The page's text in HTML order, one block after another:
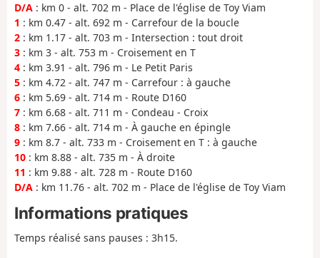
D/A : km 0 - alt. 702 m - Place de l'église de Toy Viam
1 : km 0.47 - alt. 692 m - Carrefour de la boucle
2 : km 1.17 - alt. 703 m - Intersection : tout droit
3 : km 3 - alt. 753 m - Croisement en T
4 : km 3.91 - alt. 796 m - Le Petit Paris
5 : km 4.72 - alt. 747 m - Carrefour : à gauche
6 : km 5.69 - alt. 714 m - Route D160
7 : km 6.68 - alt. 711 m - Condeau - Croix
8 : km 7.66 - alt. 714 m - À gauche en épingle
9 : km 8.7 - alt. 733 m - Croisement en T : à gauche
10 : km 8.88 - alt. 735 m - À droite
11 : km 9.88 - alt. 728 m - Route D160
D/A : km 11.76 - alt. 702 m - Place de l'église de Toy Viam
Informations pratiques
Temps réalisé sans pauses : 3h15.